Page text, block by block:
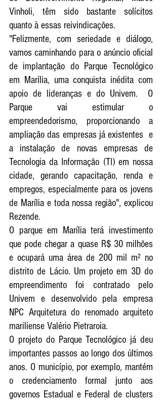
Vinholi, têm sido bastante solícitos
quanto à essas reivindicações.
"Felizmente, com seriedade e diálogo,
vamos caminhando para o anúncio oficial
de implantação do Parque Tecnológico
em Marília, uma conquista inédita com
apoio de lideranças e do Univem.  O
Parque vai estimular o
empreendedorismo, proporcionando a
ampliação das empresas já existentes  e
a instalação de novas empresas de
Tecnologia da Informação (TI) em nossa
cidade, gerando capacitação, renda e
empregos, especialmente para os jovens
de Marília e toda nossa região", explicou
Rezende.
O parque em Marília terá investimento
que pode chegar a quase R$ 30 milhões
e ocupará uma área de 200 mil m² no
distrito de Lácio. Um projeto em 3D do
empreendimento foi contratado pelo
Univem e desenvolvido pela empresa
NPC Arquitetura do renomado arquiteto
mariliense Valério Pietraroia.
O projeto do Parque Tecnológico já deu
importantes passos ao longo dos últimos
anos. O município, por exemplo, mantém
o credenciamento formal junto aos
governos Estadual e Federal de clusters